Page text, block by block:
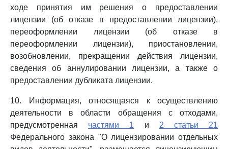
ходе принятия им решения о предоставлении
лицензии (об отказе в предоставлении лицензии),
переоформлении лицензии (об отказе в
переоформлении лицензии), приостановлении,
возобновлении, прекращении действия лицензии,
сведения об аннулировании лицензии, а также о
предоставлении дубликата лицензии.
10. Информация, относящаяся к осуществлению
деятельности в области обращения с отходами,
предусмотренная частями 1 и 2 статьи 21
Федерального закона "О лицензировании отдельных